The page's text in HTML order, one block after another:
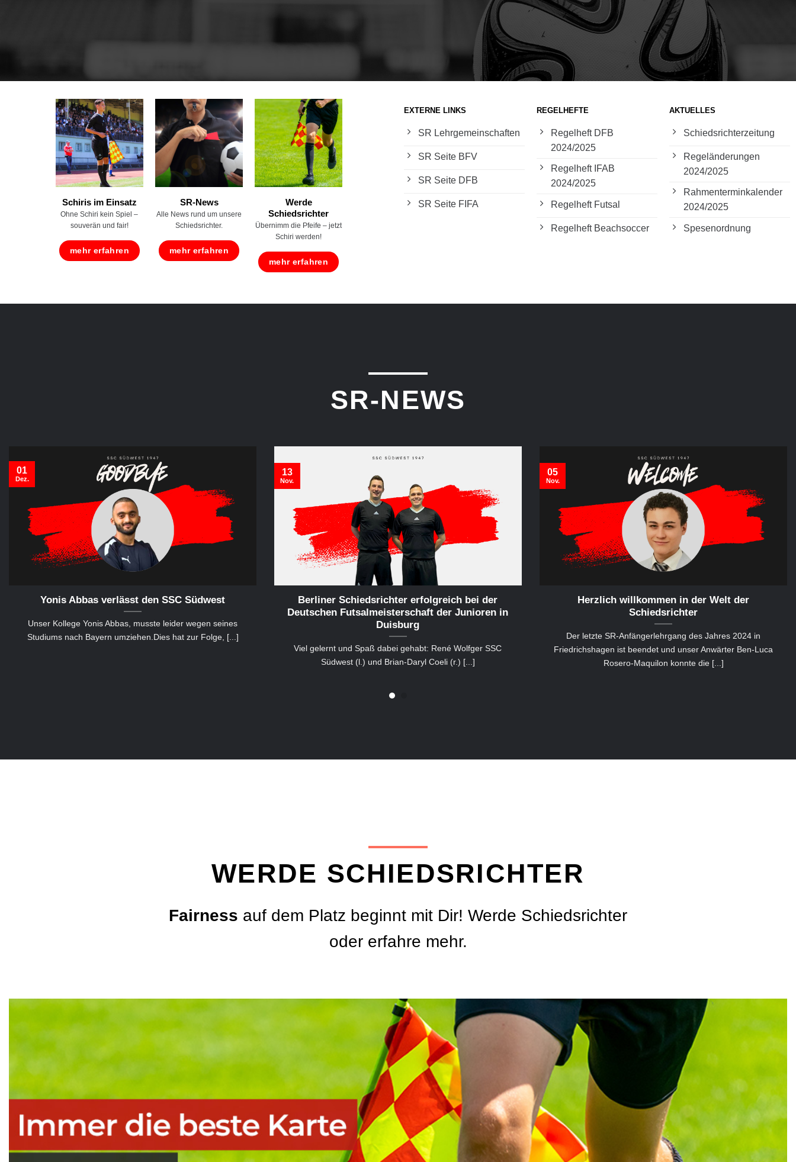
Schiris im Einsatz
Ohne Schiri kein Spiel –
souverän und fair!
mehr erfahren
SR-News
Alle News rund um unsere
Schiedsrichter.
mehr erfahren
Werde
Schiedsrichter
Übernimm die Pfeife – jetzt
Schiri werden!
mehr erfahren
EXTERNE LINKS
SR Lehrgemeinschaften
SR Seite BFV
SR Seite DFB
SR Seite FIFA
REGELHEFTE
Regelheft DFB
2024/2025
Regelheft IFAB
2024/2025
Regelheft Futsal
Regelheft Beachsoccer
AKTUELLES
Schiedsrichterzeitung
Regeländerungen
2024/2025
Rahmenterminkalender
2024/2025
Spesenordnung
SR-NEWS
Yonis Abbas verlässt den SSC Südwest
Unser Kollege Yonis Abbas, musste leider wegen seines
Studiums nach Bayern umziehen.Dies hat zur Folge, [...]
01
Dez.
Berliner Schiedsrichter erfolgreich bei der
Deutschen Futsalmeisterschaft der Junioren in
Duisburg
Viel gelernt und Spaß dabei gehabt: René Wolfger SSC
Südwest (l.) und Brian-Daryl Coeli (r.) [...]
13
Nov.
Herzlich willkommen in der Welt der
Schiedsrichter
Der letzte SR-Anfängerlehrgang des Jahres 2024 in
Friedrichshagen ist beendet und unser Anwärter Ben-Luca
Rosero-Maquilon konnte die [...]
05
Nov.
WERDE SCHIEDSRICHTER
Fairness auf dem Platz beginnt mit Dir! Werde Schiedsrichter
oder erfahre mehr.